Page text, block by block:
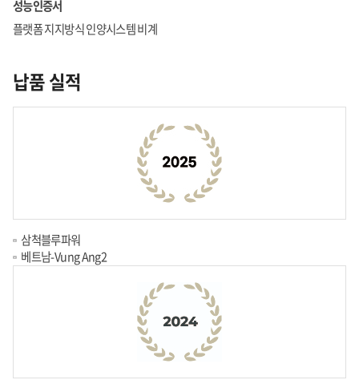
성능인증서
플랫폼 지지방식 인양시스템 비계
납품 실적
삼척블루파워
베트남-Vung Ang2